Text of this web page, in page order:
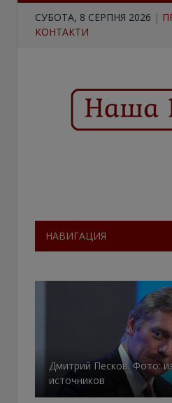
СУБОТА, 8 СЕРПНЯ 2026 |
КОНТАКТИ
НАВИГАЦИЯ
Дмитрий Песков. Фото:
источников